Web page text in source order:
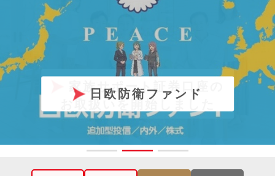
家族サポート証券口座の
お取扱いを開始しました
日欧防衛ファンド